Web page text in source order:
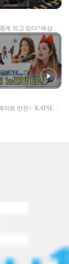
계 되고 있다? 예상치
나는 불법촬영 범죄!
로 만든✨ KATSEYE